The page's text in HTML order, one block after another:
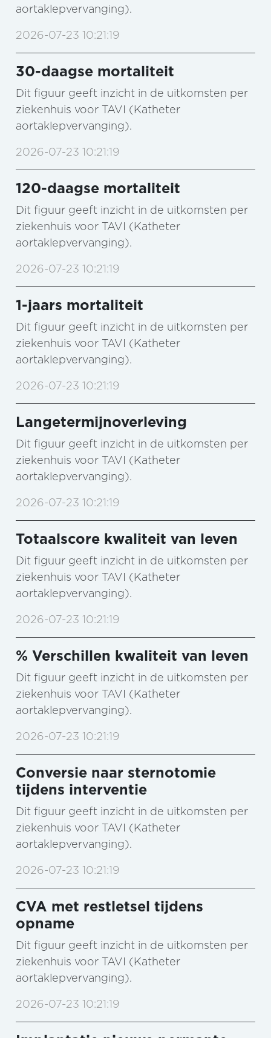
aortaklepvervanging).
2026-07-23 10:21:19
30-daagse mortaliteit
Dit figuur geeft inzicht in de uitkomsten per
ziekenhuis voor TAVI (Katheter
aortaklepvervanging).
2026-07-23 10:21:19
120-daagse mortaliteit
Dit figuur geeft inzicht in de uitkomsten per
ziekenhuis voor TAVI (Katheter
aortaklepvervanging).
2026-07-23 10:21:19
1-jaars mortaliteit
Dit figuur geeft inzicht in de uitkomsten per
ziekenhuis voor TAVI (Katheter
aortaklepvervanging).
2026-07-23 10:21:19
Langetermijnoverleving
Dit figuur geeft inzicht in de uitkomsten per
ziekenhuis voor TAVI (Katheter
aortaklepvervanging).
2026-07-23 10:21:19
Totaalscore kwaliteit van leven
Dit figuur geeft inzicht in de uitkomsten per
ziekenhuis voor TAVI (Katheter
aortaklepvervanging).
2026-07-23 10:21:19
% Verschillen kwaliteit van leven
Dit figuur geeft inzicht in de uitkomsten per
ziekenhuis voor TAVI (Katheter
aortaklepvervanging).
2026-07-23 10:21:19
Conversie naar sternotomie
tijdens interventie
Dit figuur geeft inzicht in de uitkomsten per
ziekenhuis voor TAVI (Katheter
aortaklepvervanging).
2026-07-23 10:21:19
CVA met restletsel tijdens
opname
Dit figuur geeft inzicht in de uitkomsten per
ziekenhuis voor TAVI (Katheter
aortaklepvervanging).
2026-07-23 10:21:19